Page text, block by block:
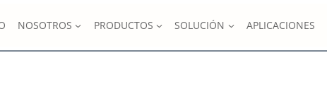
NOSOTROS PRODUCTOS SOLUCIÓN APLICACIONES